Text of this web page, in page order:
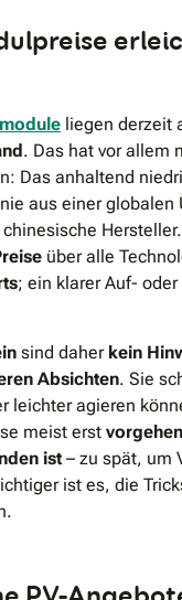
liegen derzeit
. Das hat vor allem
Das anhaltend
aus einer globalen
Hersteller.
über alle
; ein klarer Auf-
sind daher kein
Absichten. Sie
leichter agieren
meist erst vorgehen
ist – zu spät, um
ist es, die